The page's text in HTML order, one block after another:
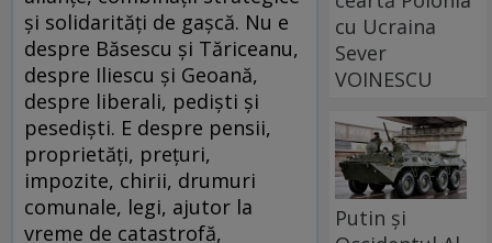
şi solidarităţi de gaşcă. Nu e
despre Băsescu şi Tăriceanu,
despre Iliescu şi Geoană,
despre liberali, pedişti şi
pesedişti. E despre pensii,
proprietăţi, preţuri,
impozite, chirii, drumuri
comunale, legi, ajutor la
vreme de catastrofă,
cu Ucraina
Sever
VOINESCU
Putin și